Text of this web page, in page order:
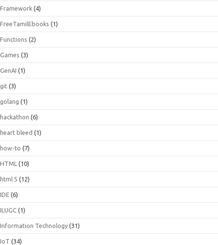
Framework (4)
FreeTamilEbooks (1)
Functions (2)
Games (3)
GenAI (1)
git (3)
golang (1)
hackathon (6)
heart bleed (1)
how-to (7)
HTML (10)
html 5 (12)
IDE (6)
ILUGC (1)
Information Technology (31)
IoT (34)